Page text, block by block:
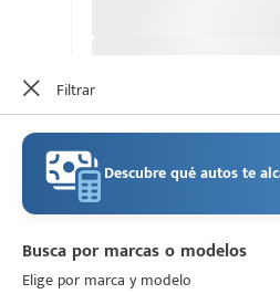
Filtrar
Descubre qué autos te
Busca por marcas o modelos
Elige por marca y modelo